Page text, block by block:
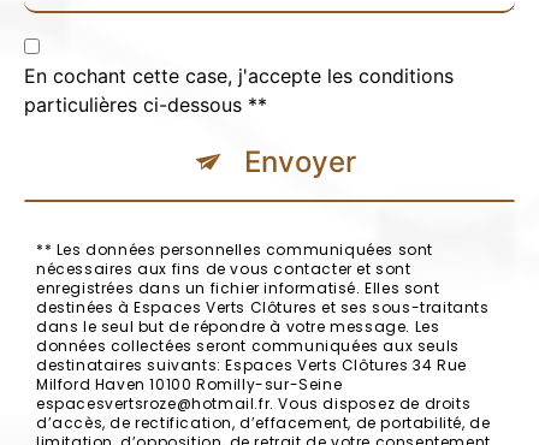
En cochant cette case, j'accepte les conditions
particulières ci-dessous **
Envoyer
** Les données personnelles communiquées sont
nécessaires aux fins de vous contacter et sont
enregistrées dans un fichier informatisé. Elles sont
destinées à Espaces Verts Clôtures et ses sous-traitants
dans le seul but de répondre à votre message. Les
données collectées seront communiquées aux seuls
destinataires suivants: Espaces Verts Clôtures 34 Rue
Milford Haven 10100 Romilly-sur-Seine
espacesvertsroze@hotmail.fr. Vous disposez de droits
d’accès, de rectification, d’effacement, de portabilité, de